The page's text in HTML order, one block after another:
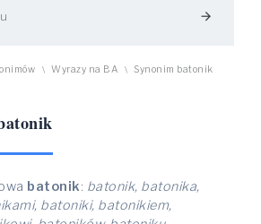
arrow_forward
\ Wyrazy na BA \ Synonim batonik
batonik: batonik, batonika,
batoniki, batonikiem,